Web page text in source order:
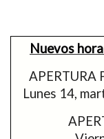
Nuevos
APERTURA
Lunes 14,